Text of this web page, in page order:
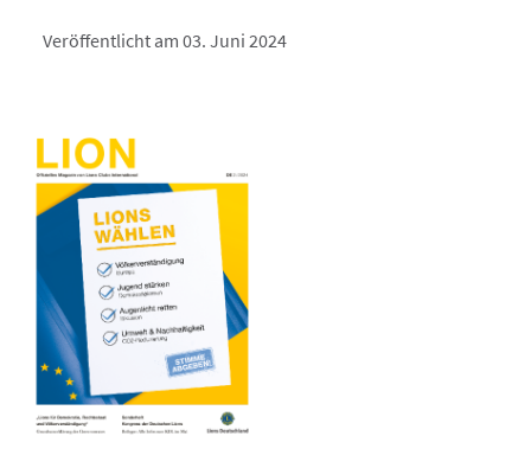
Veröffentlicht am 03. Juni 2024